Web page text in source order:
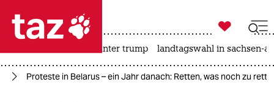
 taz zahl ich
taz zahl ich

taz zahl ich
usa unter trump landtagswahl in sachsen-
Proteste in Belarus – ein Jahr danach: Retten, was noch zu